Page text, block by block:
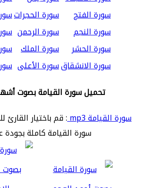
سورة الفتح
سورة الحجرات
سورة النجم
سورة الرحمن
سورة الحشر
سورة الملك
سورة الانشقاقسورة الأعلى
تحميل سورة القيامة بصوت
سورة القيامة mp3
: قم باختيار
سورة القيامة كاملة بجودة